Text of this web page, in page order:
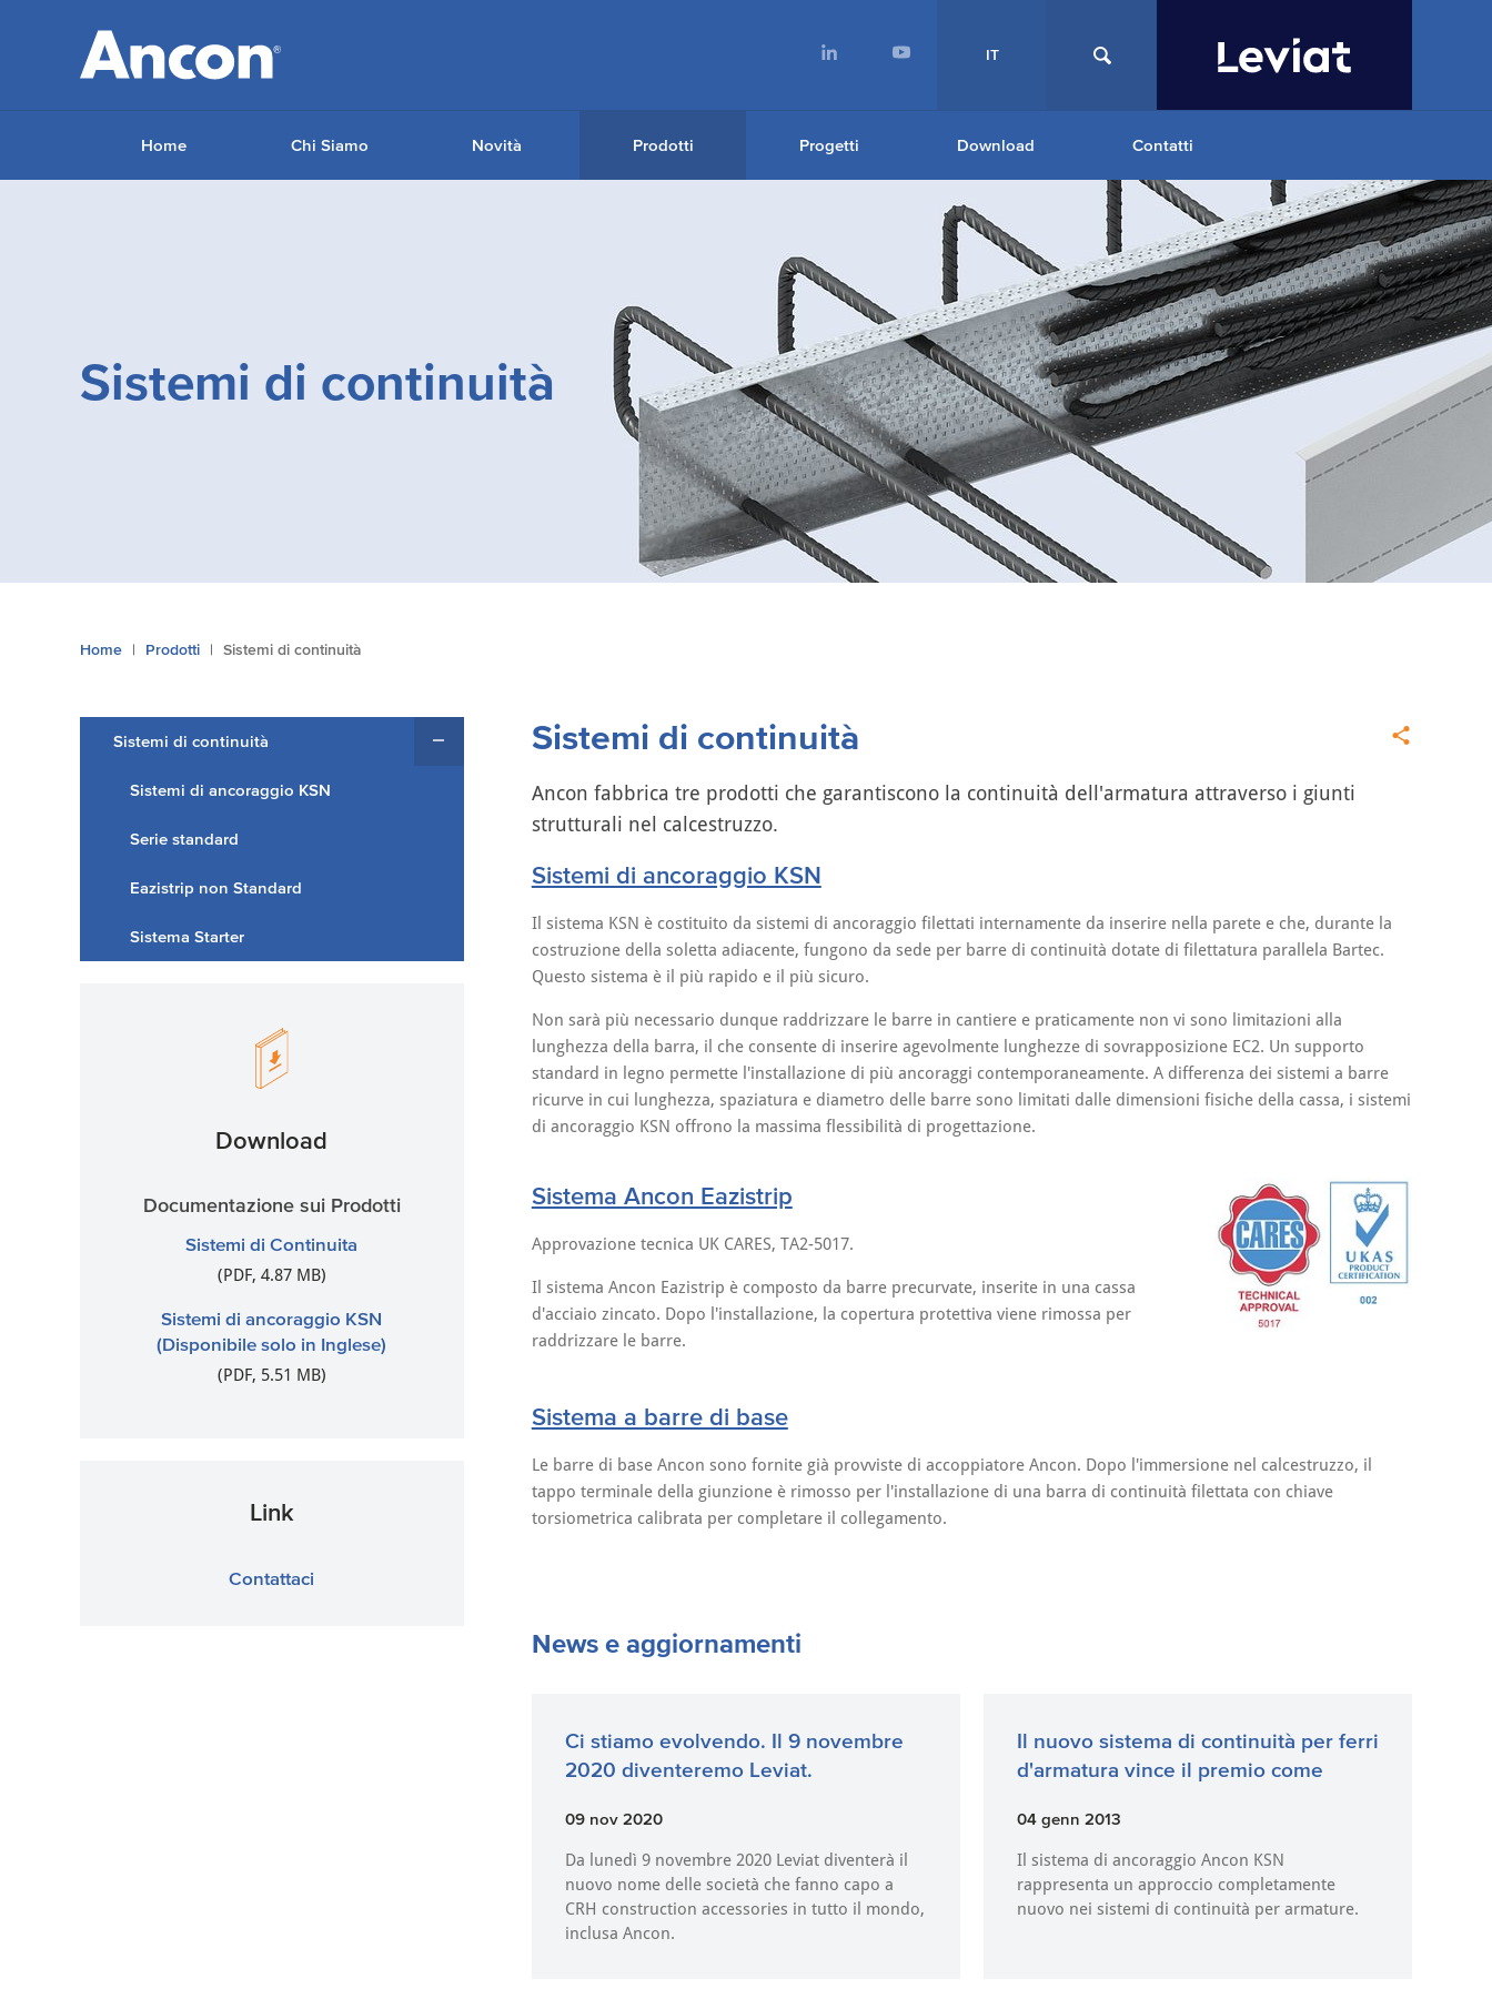
IT
Home Chi Siamo Novità Prodotti Progetti Download Contatti
Sistemi di continuità
Tu
Home Prodotti Sistemi di continuità
Sistemi di continuità
Ancon fabbrica tre prodotti che garantiscono la continuità dell'armatura attraverso i giunti
strutturali nel calcestruzzo.
Sistemi di ancoraggio KSN
Il sistema KSN è costituito da sistemi di ancoraggio filettati internamente da inserire nella parete e che, durante la
costruzione della soletta adiacente, fungono da sede per barre di continuità dotate di filettatura parallela Bartec.
Questo sistema è il più rapido e il più sicuro.
Non sarà più necessario dunque raddrizzare le barre in cantiere e praticamente non vi sono limitazioni alla
lunghezza della barra, il che consente di inserire agevolmente lunghezze di sovrapposizione EC2. Un supporto
standard in legno permette l'installazione di più ancoraggi contemporaneamente. A differenza dei sistemi a barre
ricurve in cui lunghezza, spaziatura e diametro delle barre sono limitati dalle dimensioni fisiche della cassa, i sistemi
di ancoraggio KSN offrono la massima flessibilità di progettazione.
Sistema Ancon Eazistrip
Approvazione tecnica UK CARES, TA2-5017.
Il sistema Ancon Eazistrip è composto da barre precurvate, inserite in una cassa
d'acciaio zincato. Dopo l'installazione, la copertura protettiva viene rimossa per
raddrizzare le barre.
Sistema a barre di base
Le barre di base Ancon sono fornite già provviste di accoppiatore Ancon. Dopo l'immersione nel calcestruzzo, il
tappo terminale della giunzione è rimosso per l'installazione di una barra di continuità filettata con chiave
torsiometrica calibrata per completare il collegamento.
News e aggiornamenti
Ci stiamo evolvendo. Il 9 novembre
2020 diventeremo Leviat.
09 nov 2020
Da lunedì 9 novembre 2020 Leviat diventerà il
nuovo nome delle società che fanno capo a
CRH construction accessories in tutto il mondo,
inclusa Ancon.
Il nuovo sistema di continuità per ferri
d'armatura vince il premio come
04 genn 2013
Il sistema di ancoraggio Ancon KSN
rappresenta un approccio completamente
nuovo nei sistemi di continuità per armature.
Sistemi di continuità
Sistemi di ancoraggio KSN
Serie standard
Eazistrip non Standard
Sistema Starter
Download
Documentazione sui Prodotti
Sistemi di Continuita
(PDF, 4.87 MB)
Sistemi di ancoraggio KSN
(Disponibile solo in Inglese)
(PDF, 5.51 MB)
Link
Contattaci